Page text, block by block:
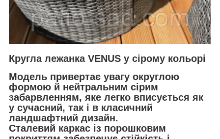
Кругла лежанка VENUS у сірому кольорі
Модель привертає увагу округлою
формою й нейтральним сірим
забарвленням, яке легко вписується як
у сучасний, так і в класичний
ландшафтний дизайн.
Сталевий каркас із порошковим